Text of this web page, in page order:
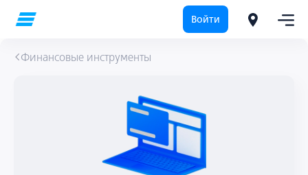
Войти
Финансовые инструменты